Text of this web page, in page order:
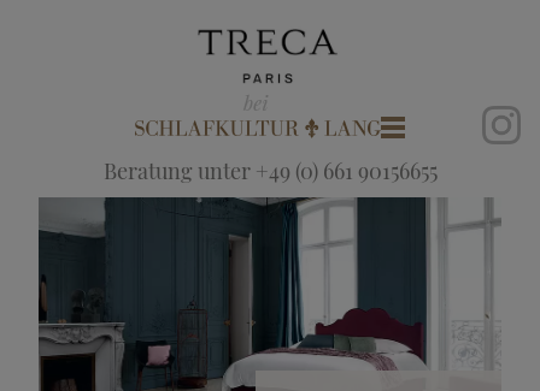
Beratung unter +49 (0) 661 90156655